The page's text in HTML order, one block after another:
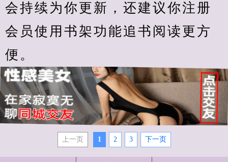
会持续为你更新，还建议你注册
会员使用书架功能追书阅读更方
便。
上一页 1 2 3 下一页